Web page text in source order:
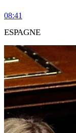
08:41
ESPAGNE